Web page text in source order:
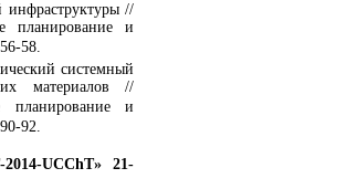
инфраструктуры //
планирование и
58.
системный
материалов //
планирование и
92.
UCChT» 21-